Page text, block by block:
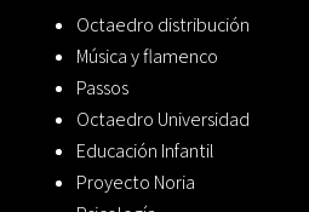
Octaedro distribución
Música y flamenco
Passos
Octaedro Universidad
Educación Infantil
Proyecto Noria